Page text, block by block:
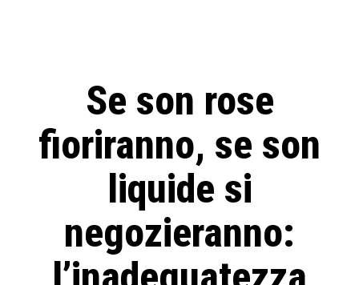
Se son rose
fioriranno, se son
liquide si
negozieranno: